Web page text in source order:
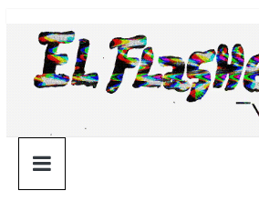
contenido
¯\_(ツ)_/
¯